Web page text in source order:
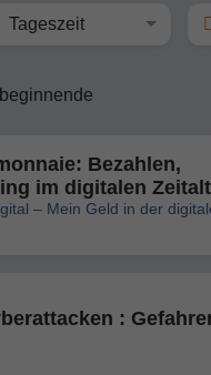
Tageszeit
Bezahlen,
im digitalen
– Mein Geld in der
: